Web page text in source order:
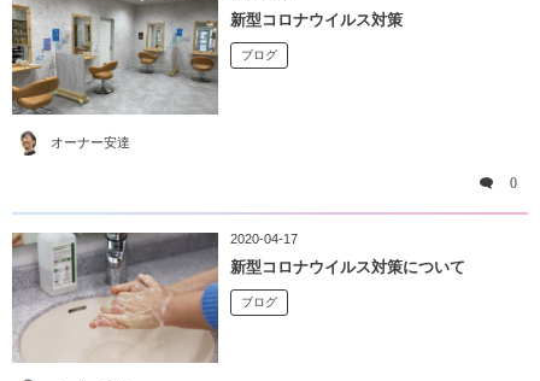
新型コロナウイルス対策
ブログ
オーナー安達
0
2020-04-17
新型コロナウイルス対策について
ブログ